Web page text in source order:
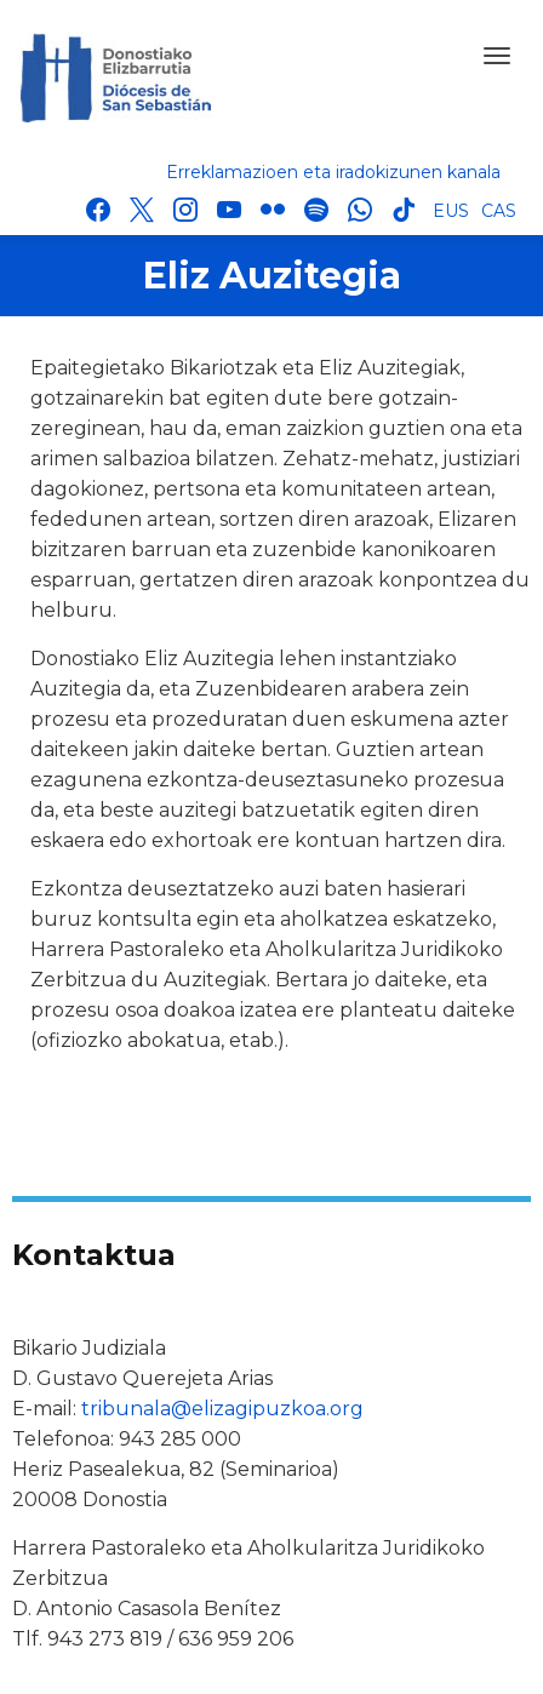
Erreklamazioen eta iradokizunen kanala
facebook
x instagram
youtube
flickr spotifywhatsapp
tik
tok
EUS CAS
Eliz Auzitegia
Epaitegietako Bikariotzak eta Eliz Auzitegiak,
gotzainarekin bat egiten dute bere gotzain-
zereginean, hau da, eman zaizkion guztien ona eta
arimen salbazioa bilatzen. Zehatz-mehatz, justiziari
dagokionez, pertsona eta komunitateen artean,
fededunen artean, sortzen diren arazoak, Elizaren
bizitzaren barruan eta zuzenbide kanonikoaren
esparruan, gertatzen diren arazoak konpontzea du
helburu.
Donostiako Eliz Auzitegia lehen instantziako
Auzitegia da, eta Zuzenbidearen arabera zein
prozesu eta prozeduratan duen eskumena azter
daitekeen jakin daiteke bertan. Guztien artean
ezagunena ezkontza-deuseztasuneko prozesua
da, eta beste auzitegi batzuetatik egiten diren
eskaera edo exhortoak ere kontuan hartzen dira.
Ezkontza deuseztatzeko auzi baten hasierari
buruz kontsulta egin eta aholkatzea eskatzeko,
Harrera Pastoraleko eta Aholkularitza Juridikoko
Zerbitzua du Auzitegiak. Bertara jo daiteke, eta
prozesu osoa doakoa izatea ere planteatu daiteke
(ofiziozko abokatua, etab.).
Kontaktua
Bikario Judiziala
D. Gustavo Querejeta Arias
E-mail: tribunala@elizagipuzkoa.org
Telefonoa: 943 285 000
Heriz Pasealekua, 82 (Seminarioa)
20008 Donostia
Harrera Pastoraleko eta Aholkularitza Juridikoko
Zerbitzua
D. Antonio Casasola Benítez
Tlf. 943 273 819 / 636 959 206